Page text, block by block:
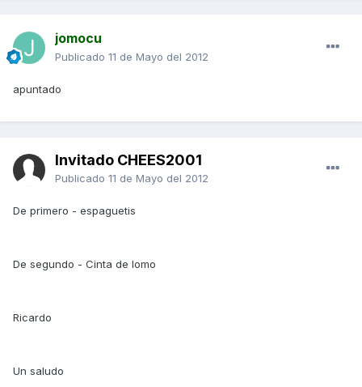
jomocu
Publicado 11 de Mayo del 2012
apuntado
Invitado CHEES2001
Publicado 11 de Mayo del 2012
De primero - espaguetis
De segundo - Cinta de lomo
Ricardo
Un saludo